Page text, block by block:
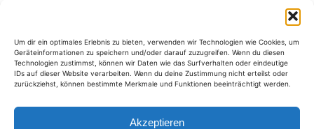
Um dir ein optimales Erlebnis zu bieten, verwenden wir Technologien wie Cookies, um
Geräteinformationen zu speichern und/oder darauf zuzugreifen. Wenn du diesen
Technologien zustimmst, können wir Daten wie das Surfverhalten oder eindeutige
IDs auf dieser Website verarbeiten. Wenn du deine Zustimmung nicht erteilst oder
zurückziehst, können bestimmte Merkmale und Funktionen beeinträchtigt werden.
Akzeptieren
eine der größten Skandale der Kunstgeschichte
aus. Wie sollte es anders sein ging es dabei um
Moral, Anstand und nackte Körper. Die Bilder
„Das Frühstück im Grünen“ und…
25. Juli 2012